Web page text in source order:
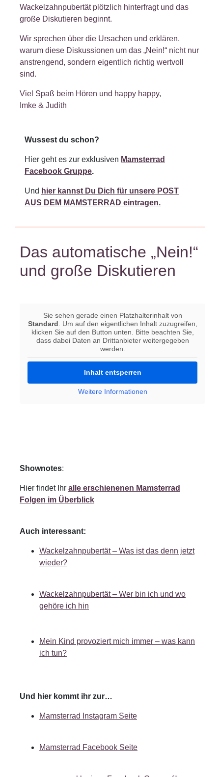
Wackelzahnpubertät plötzlich hinterfragt und das
große Diskutieren beginnt.
Wir sprechen über die Ursachen und erklären,
warum diese Diskussionen um das „Nein!“ nicht nur
anstrengend, sondern eigentlich richtig wertvoll
sind.
Viel Spaß beim Hören und happy happy,
Imke & Judith
Wussest du schon?
Hier geht es zur exklusiven Mamsterrad
Facebook Gruppe.
Und hier kannst Du Dich für unsere POST
AUS DEM MAMSTERRAD eintragen.
Das automatische „Nein!“
und große Diskutieren
Sie sehen gerade einen Platzhalterinhalt von
Standard . Um auf den eigentlichen Inhalt zuzugreifen,
klicken Sie auf den Button unten. Bitte beachten Sie,
dass dabei Daten an Drittanbieter weitergegeben
werden.
Inhalt entsperren
Weitere Informationen
Shownotes:
Hier findet Ihr alle erschienenen Mamsterrad
Folgen im Überblick
Auch interessant:
Wackelzahnpubertät – Was ist das denn jetzt
wieder?
Wackelzahnpubertät – Wer bin ich und wo
gehöre ich hin
Mein Kind provoziert mich immer – was kann
ich tun?
Und hier kommt ihr zur…
Mamsterrad Instagram Seite
Mamsterrad Facebook Seite